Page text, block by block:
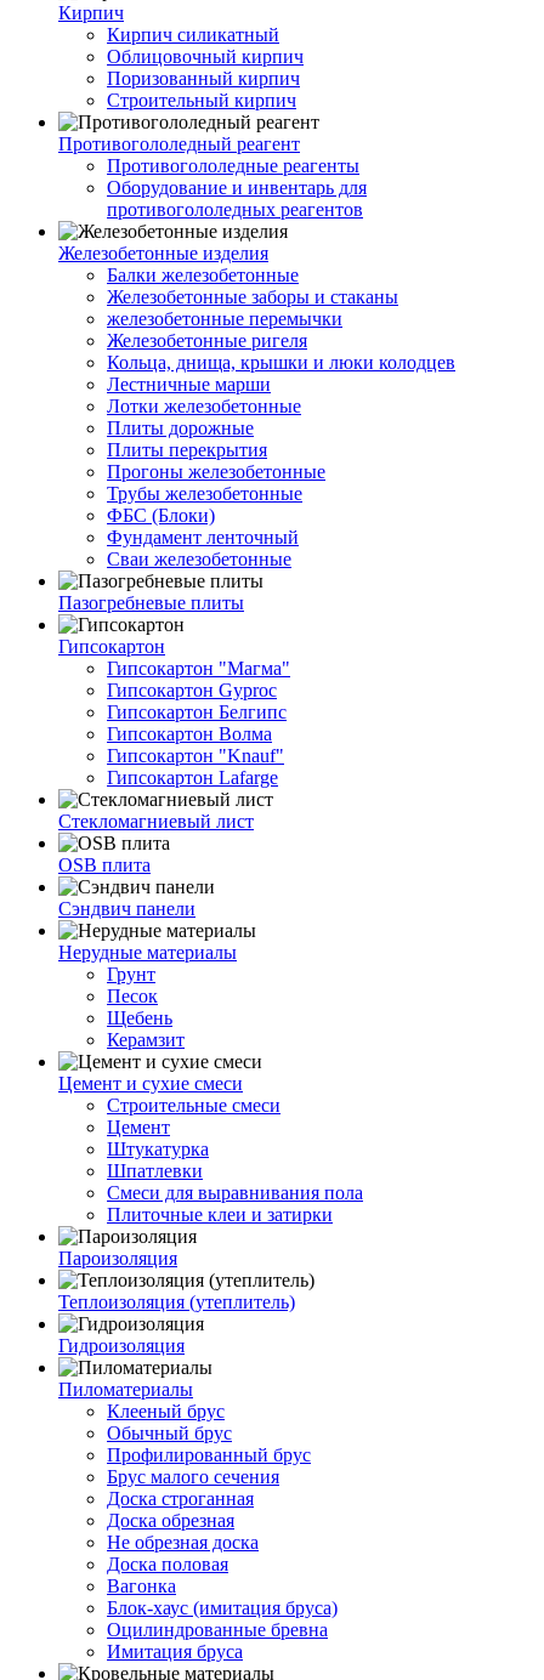
Кирпич
Кирпич силикатный
Облицовочный кирпич
Поризованный кирпич
Строительный кирпич
Противогололедный реагент
Противогололедные реагенты
Оборудование и инвентарь для
противогололедных реагентов
Железобетонные изделия
Балки железобетонные
Железобетонные заборы и стаканы
железобетонные перемычки
Железобетонные ригеля
Кольца, днища, крышки и люки колодцев
Лестничные марши
Лотки железобетонные
Плиты дорожные
Плиты перекрытия
Прогоны железобетонные
Трубы железобетонные
ФБС (Блоки)
Фундамент ленточный
Сваи железобетонные
Пазогребневые плиты
Гипсокартон
Гипсокартон "Магма"
Гипсокартон Gyproc
Гипсокартон Белгипс
Гипсокартон Волма
Гипсокартон "Knauf"
Гипсокартон Lafarge
Стекломагниевый лист
OSB плита
Сэндвич панели
Нерудные материалы
Грунт
Песок
Щебень
Керамзит
Цемент и сухие смеси
Строительные смеси
Цемент
Штукатурка
Шпатлевки
Смеси для выравнивания пола
Плиточные клеи и затирки
Пароизоляция
Теплоизоляция (утеплитель)
Гидроизоляция
Пиломатериалы
Клееный брус
Обычный брус
Профилированный брус
Брус малого сечения
Доска строганная
Доска обрезная
Не обрезная доска
Доска половая
Вагонка
Блок-хаус (имитация бруса)
Оцилиндрованные бревна
Имитация бруса